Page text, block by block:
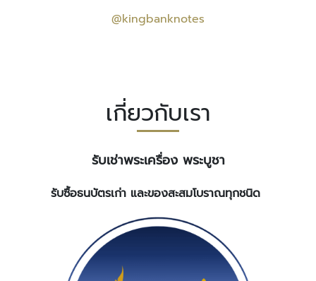
@kingbanknotes
เกี่ยวกับเรา
รับเช่าพระเครื่อง พระบูชา
รับซื้อธนบัตรเก่า และของสะสมโบราณทุกชนิด